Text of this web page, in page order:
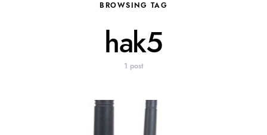
BROWSING TAG
hak5
1 post